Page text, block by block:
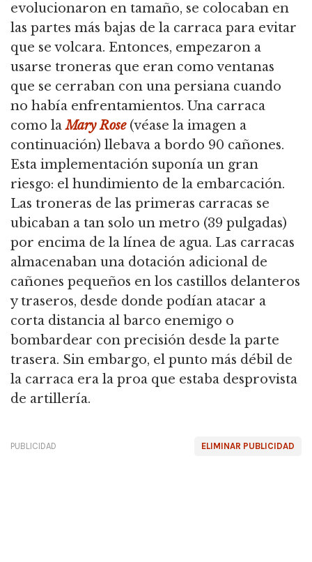
evolucionaron en tamaño, se colocaban en
las partes más bajas de la carraca para evitar
que se volcara. Entonces, empezaron a
usarse troneras que eran como ventanas
que se cerraban con una persiana cuando
no había enfrentamientos. Una carraca
como laMary Rose(véase la imagen a
continuación) llebava a bordo 90 cañones.
Esta implementación suponía un gran
riesgo: el hundimiento de la embarcación.
Las troneras de las primeras carracas se
ubicaban a tan solo un metro (39 pulgadas)
por encima de la línea de agua. Las carracas
almacenaban una dotación adicional de
cañones pequeños en los castillos delanteros
y traseros, desde donde podían atacar a
corta distancia al barco enemigo o
bombardear con precisión desde la parte
trasera. Sin embargo, el punto más débil de
la carraca era la proa que estaba desprovista
de artillería.
ELIMINAR PUBLICIDAD
PUBLICIDAD